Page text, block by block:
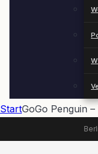
StartGoGo Penguin